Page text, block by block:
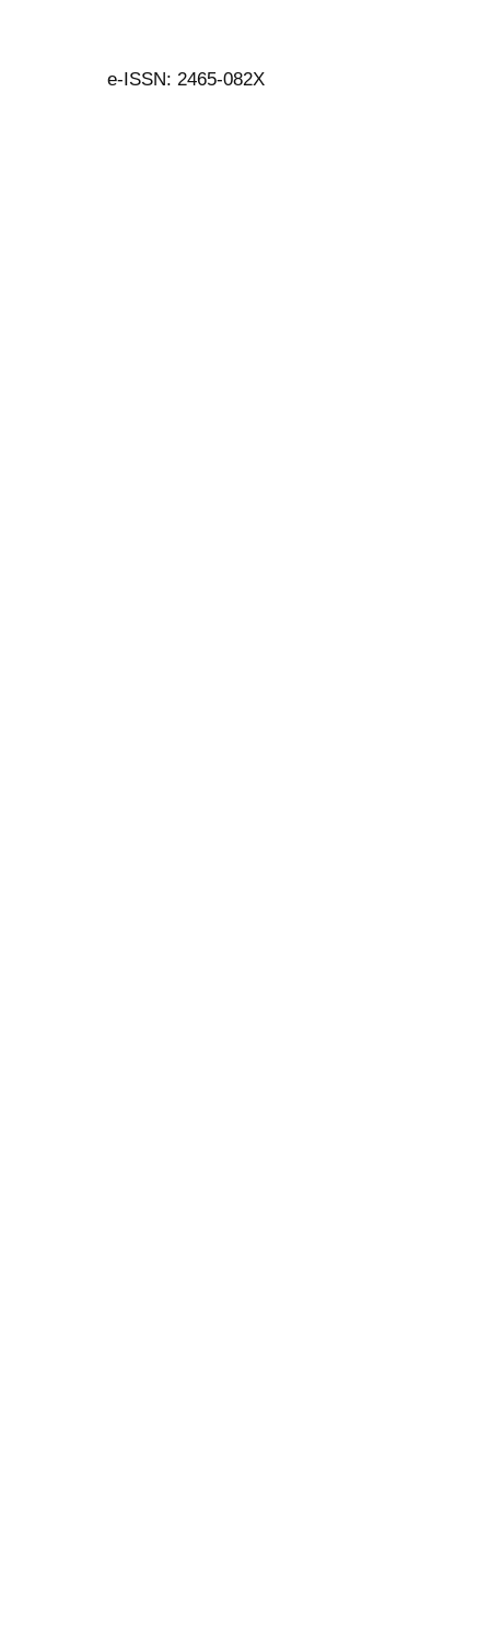
e-ISSN: 2465-082X